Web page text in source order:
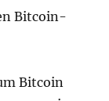
Bitcoin-
Bitcoin